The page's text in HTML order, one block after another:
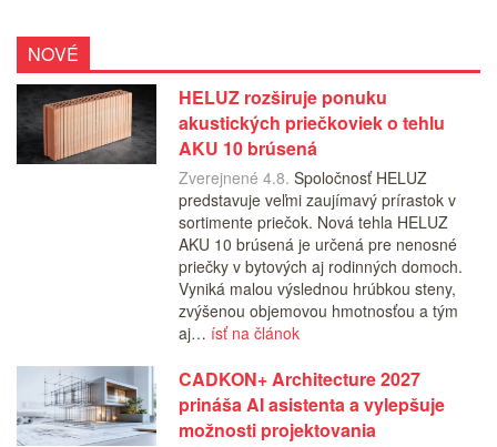
NOVÉ
HELUZ rozširuje ponuku
akustických priečkoviek o tehlu
AKU 10 brúsená
Zverejnené 4.8. Spoločnosť HELUZ
predstavuje veľmi zaujímavý prírastok v
sortimente priečok. Nová tehla HELUZ
AKU 10 brúsená je určená pre nenosné
priečky v bytových aj rodinných domoch.
Vyniká malou výslednou hrúbkou steny,
zvýšenou objemovou hmotnosťou a tým
aj… ísť na článok
CADKON+ Architecture 2027
prináša AI asistenta a vylepšuje
možnosti projektovania